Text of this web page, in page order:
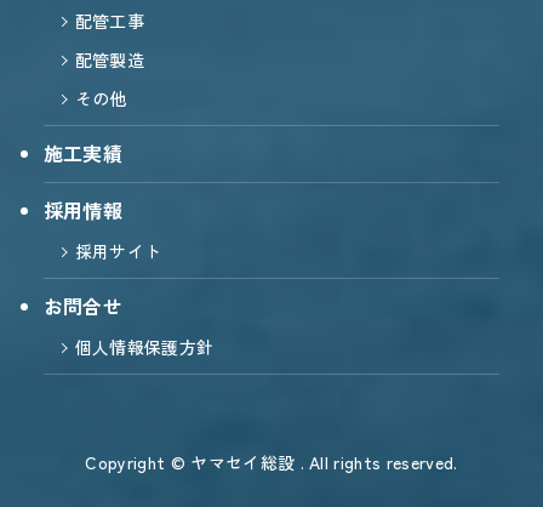
配管工事
配管製造
その他
施工実績
採用情報
採用サイト
お問合せ
個人情報保護方針
Copyright © ヤマセイ総設 . All rights reserved.